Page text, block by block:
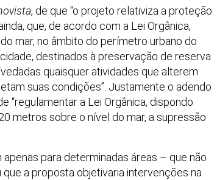
, de que “o projeto relativiza a proteção
que, de acordo com a Lei Orgânica,
mar, no âmbito do perímetro urbano do
destinados à preservação de reserva
quaisquer atividades que alterem
suas condições”. Justamente o adendo
“regulamentar a Lei Orgânica, dispondo
metros sobre o nível do mar, a supressão
para determinadas áreas – que não
a proposta objetivaria intervenções na